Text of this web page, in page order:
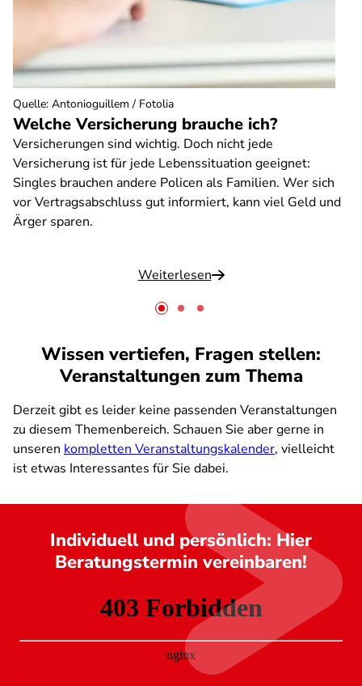
Welche Versicherung brauche ich?
Versicherungen sind wichtig. Doch nicht jede
Versicherung ist für jede Lebenssituation geeignet:
Singles brauchen andere Policen als Familien. Wer sich
vor Vertragsabschluss gut informiert, kann viel Geld und
Ärger sparen.
Weiterlesen
Quelle: Antonioguillem / Fotolia
Wissen vertiefen, Fragen stellen:
Veranstaltungen zum Thema
Derzeit gibt es leider keine passenden Veranstaltungen
zu diesem Themenbereich. Schauen Sie aber gerne in
unseren kompletten Veranstaltungskalender, vielleicht
ist etwas Interessantes für Sie dabei.
Individuell und persönlich: Hier
Beratungstermin vereinbaren!